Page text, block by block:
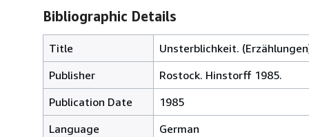
Bibliographic Details
Title
Unsterblichkeit.
Publisher
Rostock. Hinstorff 1985.
Publication Date
1985
Language
German